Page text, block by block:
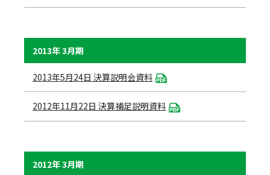
2013年 3月期
2013年5月24日 決算説明会資料
2012年11月22日 決算補足説明資料
2012年 3月期